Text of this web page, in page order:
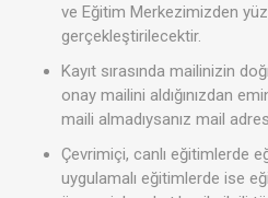
ve Eğitim Merkezimizden
gerçekleştirilecektir.
Kayıt sırasında mailinizin
onay mailini aldığınızdan
maili almadıysanız mail
Çevrimiçi, canlı eğitimlerde
uygulamalı eğitimlerde ise